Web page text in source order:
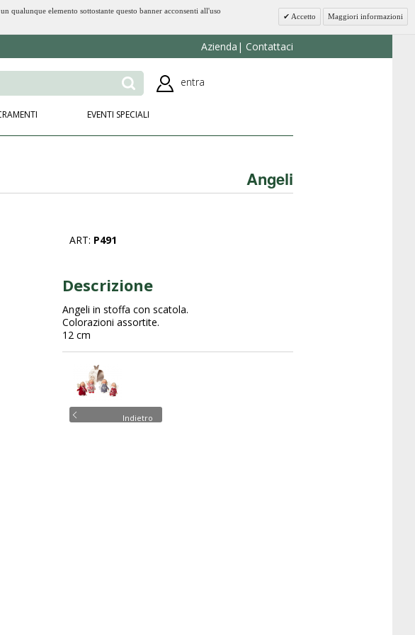
elemento sottostante questo banner acconsenti all'uso
Accetto Maggiori informazioni
Azienda Contattaci
entra
EVENTI SPECIALI
Angeli
ART: P491
Descrizione
Angeli in stoffa con scatola.
Colorazioni assortite.
12 cm
Indietro